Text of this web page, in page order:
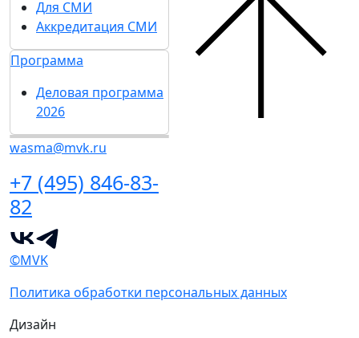
Для СМИ
Аккредитация СМИ
Программа
Деловая программа
2026
wasma@mvk.ru
+7 (495) 846-83-
82
©MVK
Политика обработки персональных данных
Дизайн